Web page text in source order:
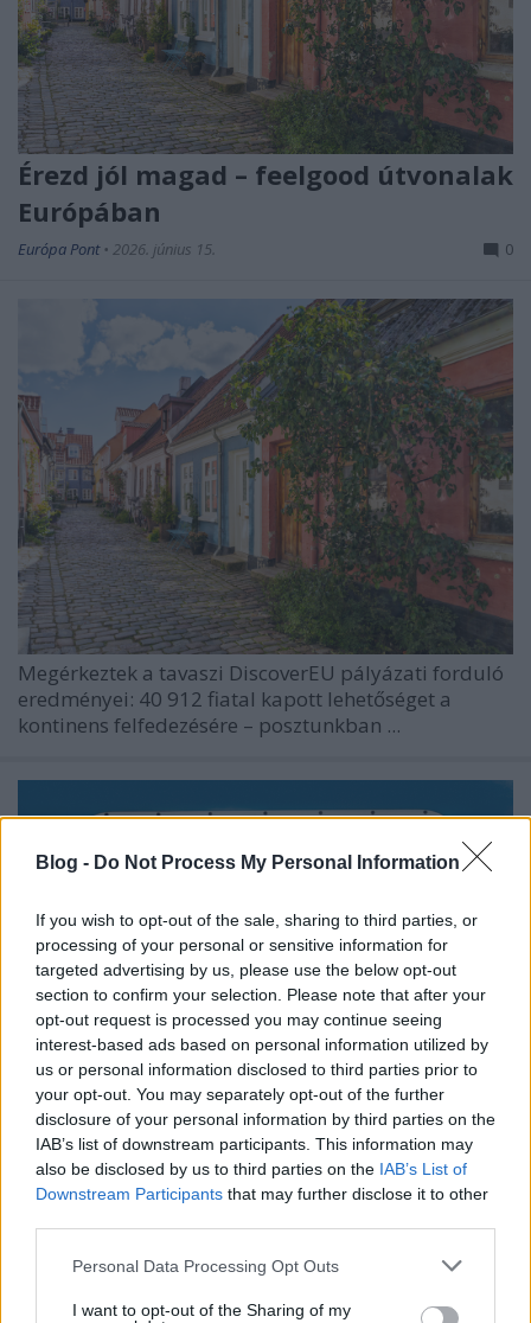
Blog - Do Not Process My Personal Information
If you wish to opt-out of the sale, sharing to third parties, or
processing of your personal or sensitive information for
targeted advertising by us, please use the below opt-out
section to confirm your selection. Please note that after your
opt-out request is processed you may continue seeing
interest-based ads based on personal information utilized by
us or personal information disclosed to third parties prior to
your opt-out. You may separately opt-out of the further
disclosure of your personal information by third parties on the
IAB’s list of downstream participants. This information may
also be disclosed by us to third parties on the IAB’s List of
Downstream Participants that may further disclose it to other
Please note that this website/app uses one or more Google
not limited to your visit or usage behaviour. You may click to
Personal Data Processing Opt Outs
I want to opt-out of the Sharing of my
Érezd jól magad – feelgood útvonalak
Európában
Európa Pont • 2026. június 15. 0
Megérkeztek a tavaszi DiscoverEU pályázati forduló
eredményei: 40 912 fiatal kapott lehetőséget a
kontinens felfedezésére – posztunkban ...
Az Európa Pont évadzáró, júniusi
programjai